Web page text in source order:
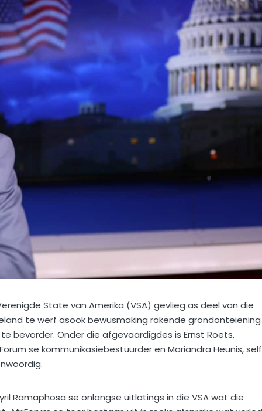
State van Amerika (VSA) gevlieg as deel van die
te werf asook bewusmaking rakende grondonteiening
bevorder. Onder die afgevaardigdes is Ernst Roets,
se kommunikasiebestuurder en Mariandra Heunis, self
Ramaphosa se onlangse uitlatings in die VSA wat die